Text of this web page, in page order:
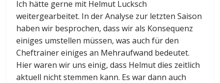
Ich hätte gerne mit Helmut Lucksch
weitergearbeitet. In der Analyse zur letzten Saison
haben wir besprochen, dass wir als Konsequenz
einiges umstellen müssen, was auch für den
Cheftrainer einiges an Mehraufwand bedeutet.
Hier waren wir uns einig, dass Helmut dies zeitlich
aktuell nicht stemmen kann. Es war dann auch